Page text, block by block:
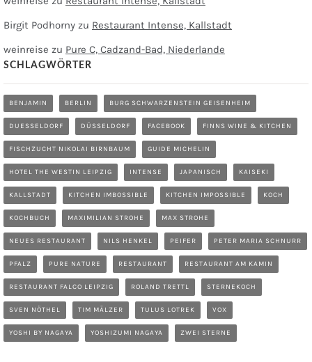
Birgit Podhorny zu Restaurant Intense, Kallstadt
weinreise zu Pure C, Cadzand-Bad, Niederlande
SCHLAGWÖRTER
BENJAMIN BERLIN BURG SCHWARZENSTEIN GEISENHEIM
DUESSELDORF DÜSSELDORF FACEBOOK FINNS WINE & KITCHEN
FISCHZUCHT NIKOLAI BIRNBAUM GUIDE MICHELIN
HOTEL THE WESTIN LEIPZIG INTENSE JAPANISCH KAISEKI
KALLSTADT KITCHEN IMBOSSIBLE KITCHEN IMPOSSIBLE KOCH
KOCHBUCH MAXIMILIAN STROHE MAX STROHE
NEUES RESTAURANT NILS HENKEL PEIFER PETER MARIA SCHNURR
PFALZ PURE NATURE RESTAURANT RESTAURANT AM KAMIN
RESTAURANT FALCO LEIPZIG ROLAND TRETTL STERNEKOCH
SVEN NÖTHEL TIM MÄLZER TULUS LOTREK VOX
YOSHI BY NAGAYA YOSHIZUMI NAGAYA ZWEI STERNE